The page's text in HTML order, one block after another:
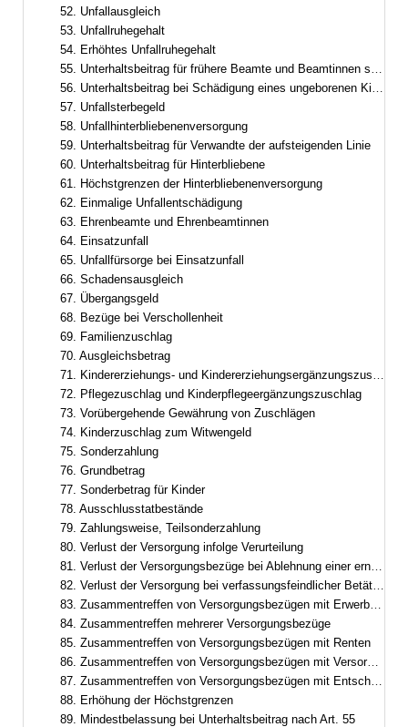
52. Unfallausgleich
53. Unfallruhegehalt
54. Erhöhtes Unfallruhegehalt
55. Unterhaltsbeitrag für frühere Beamte und Beamtinnen sowie frühere Ruhestandsbeamte und Ruhestandsbeamtinnen
56. Unterhaltsbeitrag bei Schädigung eines ungeborenen Kindes
57. Unfallsterbegeld
58. Unfallhinterbliebenenversorgung
59. Unterhaltsbeitrag für Verwandte der aufsteigenden Linie
60. Unterhaltsbeitrag für Hinterbliebene
61. Höchstgrenzen der Hinterbliebenenversorgung
62. Einmalige Unfallentschädigung
63. Ehrenbeamte und Ehrenbeamtinnen
64. Einsatzunfall
65. Unfallfürsorge bei Einsatzunfall
66. Schadensausgleich
67. Übergangsgeld
68. Bezüge bei Verschollenheit
69. Familienzuschlag
70. Ausgleichsbetrag
71. Kindererziehungs- und Kindererziehungsergänzungszuschlag
72. Pflegezuschlag und Kinderpflegeergänzungszuschlag
73. Vorübergehende Gewährung von Zuschlägen
74. Kinderzuschlag zum Witwengeld
75. Sonderzahlung
76. Grundbetrag
77. Sonderbetrag für Kinder
78. Ausschlusstatbestände
79. Zahlungsweise, Teilsonderzahlung
80. Verlust der Versorgung infolge Verurteilung
81. Verlust der Versorgungsbezüge bei Ablehnung einer erneuten Berufung
82. Verlust der Versorgung bei verfassungsfeindlicher Betätigung
83. Zusammentreffen von Versorgungsbezügen mit Erwerbs- und Erwerbsersatzeinkommen
84. Zusammentreffen mehrerer Versorgungsbezüge
85. Zusammentreffen von Versorgungsbezügen mit Renten
86. Zusammentreffen von Versorgungsbezügen mit Versorgung aus zwischenstaatlicher und überstaatlicher Verwendung
87. Zusammentreffen von Versorgungsbezügen mit Entschädigung oder Versorgungsbezügen nach dem Abgeordnetenstatut des Europäischen Parlaments
88. Erhöhung der Höchstgrenzen
89. Mindestbelassung bei Unterhaltsbeitrag nach Art. 55